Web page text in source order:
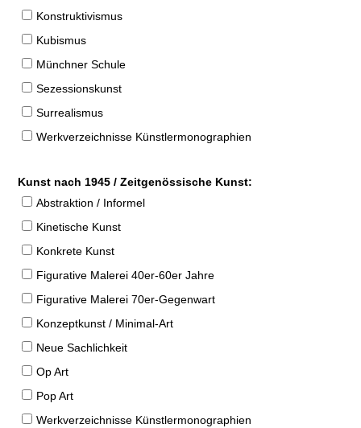
Konstruktivismus
Kubismus
Münchner Schule
Sezessionskunst
Surrealismus
Werkverzeichnisse Künstlermonographien
Kunst nach 1945 / Zeitgenössische Kunst:
Abstraktion / Informel
Kinetische Kunst
Konkrete Kunst
Figurative Malerei 40er-60er Jahre
Figurative Malerei 70er-Gegenwart
Konzeptkunst / Minimal-Art
Neue Sachlichkeit
Op Art
Pop Art
Werkverzeichnisse Künstlermonographien